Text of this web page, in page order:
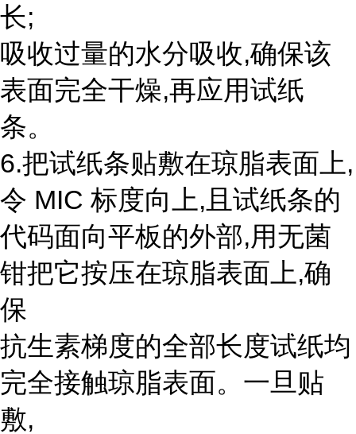
长;
吸收过量的水分吸收,确保该
表面完全干燥,再应用试纸
条。
6.把试纸条贴敷在琼脂表面上,
令 MIC 标度向上,且试纸条的
代码面向平板的外部,用无菌
钳把它按压在琼脂表面上,确
保
抗生素梯度的全部长度试纸均
完全接触琼脂表面。一旦贴
敷,